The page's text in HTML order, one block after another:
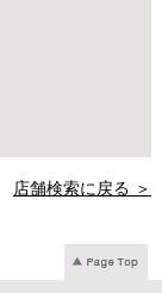
店舗検索に戻る ＞